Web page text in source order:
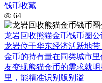
钱币收藏
64
龙岩回收熊猫金币钱币圈
龙岩位于华东经济活跃地
金币的持有量在同类城市
友变现熊猫金币的需求就
里，能精准识别版别溢